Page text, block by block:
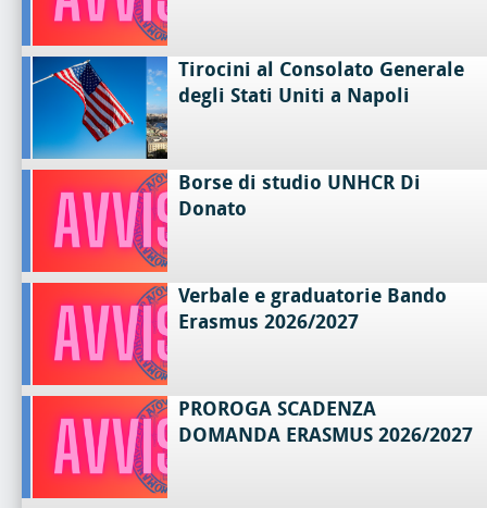
Tirocini al Consolato Generale
degli Stati Uniti a Napoli
Borse di studio UNHCR Di
Donato
Verbale e graduatorie Bando
Erasmus 2026/2027
PROROGA SCADENZA
DOMANDA ERASMUS 2026/2027